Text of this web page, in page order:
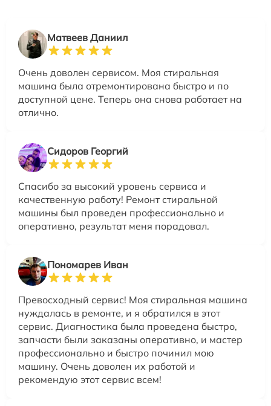
Матвеев Даниил
Очень доволен сервисом. Моя стиральная
машина была отремонтирована быстро и по
доступной цене. Теперь она снова работает на
отлично.
Сидоров Георгий
Спасибо за высокий уровень сервиса и
качественную работу! Ремонт стиральной
машины был проведен профессионально и
оперативно, результат меня порадовал.
Пономарев Иван
Превосходный сервис! Моя стиральная машина
нуждалась в ремонте, и я обратился в этот
сервис. Диагностика была проведена быстро,
запчасти были заказаны оперативно, и мастер
профессионально и быстро починил мою
машину. Очень доволен их работой и
рекомендую этот сервис всем!